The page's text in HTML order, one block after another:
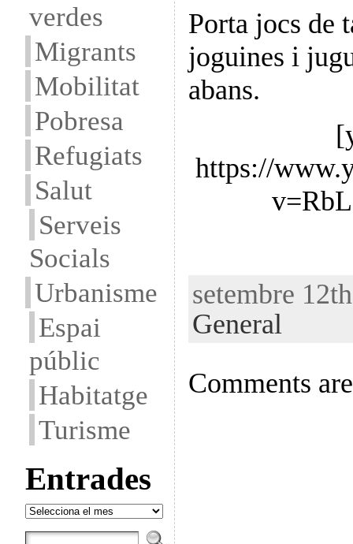
verdes
Migrants
Mobilitat
Pobresa
Refugiats
Salut
Serveis
Socials
Urbanisme
Espai
públic
Habitatge
Turisme
Entrades
Entrades
Porta jocs de
joguines i
abans.
https://
setembre
General
Comments